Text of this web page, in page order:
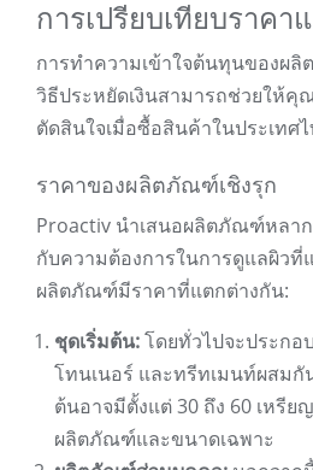
การเปรียบเทียบราคา
การทำความเข้าใจต้นทุนของผ
วิธีประหยัดเงินสามารถช่วยให้
ตัดสินใจเมื่อซื้อสินค้าในประเทศ
ราคาของผลิตภัณฑ์เชิงรุก
Proactiv นำเสนอผลิตภัณฑ์หลา
กับความต้องการในการดูแลผิวที่
ผลิตภัณฑ์มีราคาที่แตกต่างกัน:
ชุดเริ่มต้น:โดยทั่วไปจะประกอ
โทนเนอร์ และทรีทเมนท์ผสมกั
ต้นอาจมีตั้งแต่ 30 ถึง 60 เหรี
ผลิตภัณฑ์และขนาดเฉพาะ